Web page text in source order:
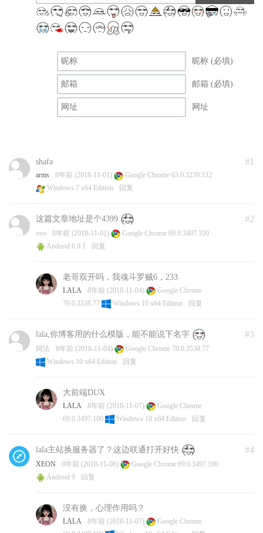
昵称 (必填)
邮箱 (必填)
网址
#1
shafa
arms 8年前 (2018-11-01)
Google Chrome 63.0.3239.132
Windows 7 x64 Edition
回复
#2
这篇文章地址是个4399
ovo 8年前 (2018-11-02)
Google Chrome 69.0.3497.100
Android 6.0.1
回复
老哥双开吗，我魂斗罗贼6，233
LALA 8年前 (2018-11-04)
Google Chrome
70.0.3538.77
Windows 10 x64 Edition 回复
#3
lala,你博客用的什么模版，能不能说下名字
阿法 8年前 (2018-11-04)
Google Chrome 70.0.3538.77
Windows 10 x64 Edition
回复
大前端DUX
LALA 8年前 (2018-11-07)
Google Chrome
69.0.3497.100
Windows 10 x64 Edition 回复
#4
lala主站换服务器了？这边联通打开好快
XEON 8年前 (2018-11-06)
Google Chrome 69.0.3497.100
Android 9
回复
没有换，心理作用吗？
LALA 8年前 (2018-11-07)
Google Chrome